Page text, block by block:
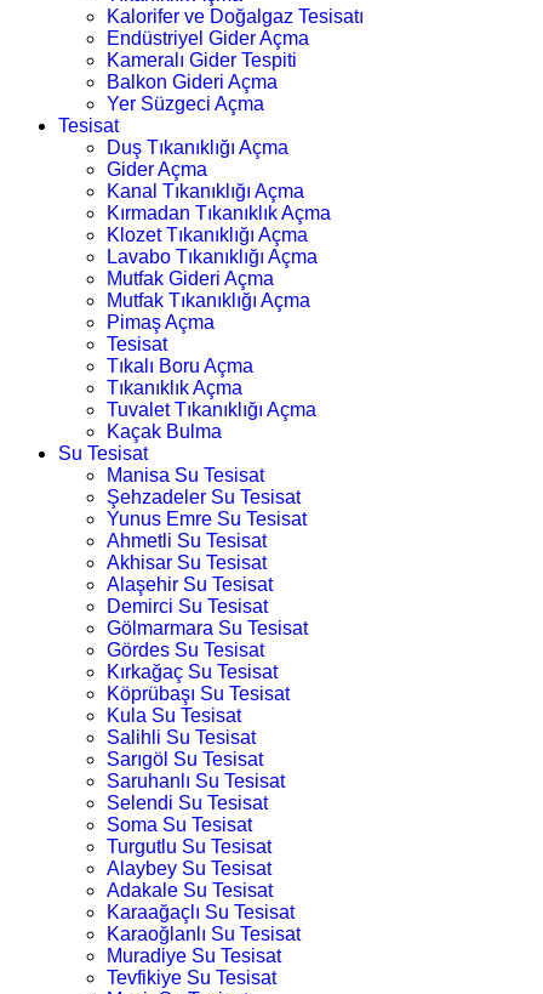
Kalorifer ve Doğalgaz Tesisatı
Endüstriyel Gider Açma
Kameralı Gider Tespiti
Balkon Gideri Açma
Yer Süzgeci Açma
Tesisat
Duş Tıkanıklığı Açma
Gider Açma
Kanal Tıkanıklığı Açma
Kırmadan Tıkanıklık Açma
Klozet Tıkanıklığı Açma
Lavabo Tıkanıklığı Açma
Mutfak Gideri Açma
Mutfak Tıkanıklığı Açma
Pimaş Açma
Tesisat
Tıkalı Boru Açma
Tıkanıklık Açma
Tuvalet Tıkanıklığı Açma
Kaçak Bulma
Su Tesisat
Manisa Su Tesisat
Şehzadeler Su Tesisat
Yunus Emre Su Tesisat
Ahmetli Su Tesisat
Akhisar Su Tesisat
Alaşehir Su Tesisat
Demirci Su Tesisat
Gölmarmara Su Tesisat
Gördes Su Tesisat
Kırkağaç Su Tesisat
Köprübaşı Su Tesisat
Kula Su Tesisat
Salihli Su Tesisat
Sarıgöl Su Tesisat
Saruhanlı Su Tesisat
Selendi Su Tesisat
Soma Su Tesisat
Turgutlu Su Tesisat
Alaybey Su Tesisat
Adakale Su Tesisat
Karaağaçlı Su Tesisat
Karaoğlanlı Su Tesisat
Muradiye Su Tesisat
Tevfikiye Su Tesisat